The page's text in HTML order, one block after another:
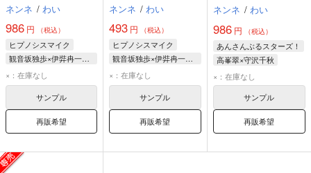
ネンネ / わい
986 円 （税込）
ヒプノシスマイク
観音坂独歩×伊弉冉一二三
観音坂独歩
伊弉冉一二三
×：在庫なし
サンプル
再販希望
ネンネ / わい
493 円 （税込）
ヒプノシスマイク
観音坂独歩×伊弉冉一二三
観音坂独歩
伊弉冉一二三
×：在庫なし
サンプル
再販希望
ネンネ / わい
986円 （税込）
あんさんぶるスターズ！
高峯翠×守沢千秋
高峯翠
守沢千秋
×：在庫なし
サンプル
再販希望